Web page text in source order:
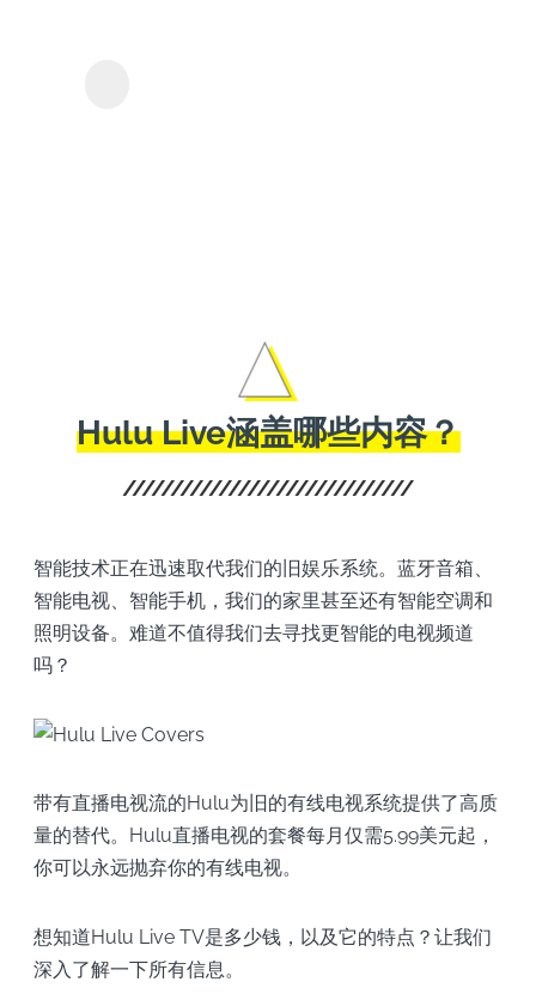
Hulu Live涵盖哪些内容？
智能技术正在迅速取代我们的旧娱乐系统。蓝牙音箱、
智能电视、智能手机，我们的家里甚至还有智能空调和
照明设备。难道不值得我们去寻找更智能的电视频道
吗？
带有直播电视流的Hulu为旧的有线电视系统提供了高质
量的替代。Hulu直播电视的套餐每月仅需5.99美元起，
你可以永远抛弃你的有线电视。
想知道Hulu Live TV是多少钱，以及它的特点？让我们
深入了解一下所有信息。